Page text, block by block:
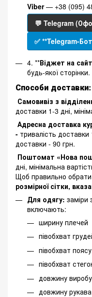
Viber— +38 (095)
💬 Telegram
✅ **Telegram-
4. **Віджет на
будь-якої сторінки.
Способи доставки:
Самовивіз з
доставки 1-3 дні,
Адресна доставка
- тривалість доставки
доставки - 90 грн.
Поштомат «Нова
дні, мінімальна
Щоб правильно обрати
розмірної сітки,
Для одягу: заміри
включають:
ширину плечей
півобхват
півобхват поясу
півобхват
довжину
довжину рукава